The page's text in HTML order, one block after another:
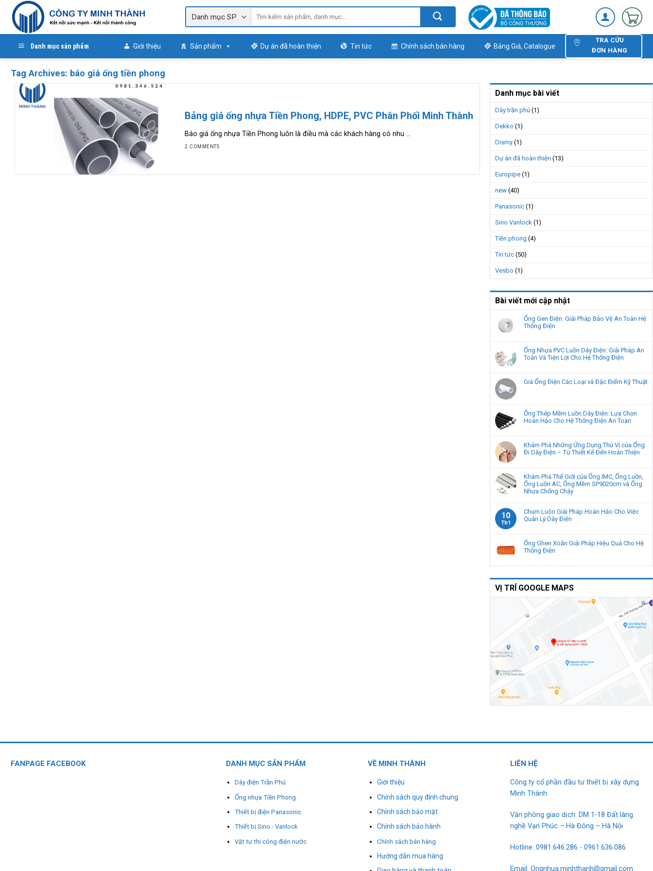
content
Danh mục sản phẩm Giới thiệu Sản phẩm Dự án đã hoàn thiện Tin tức Chính sách bán hàng Bảng Giá, Catalogue
TRA CỨU
ĐƠN HÀNG
Tag Archives: báo giá ống tiền phong
Bảng giá ống nhựa Tiền Phong, HDPE, PVC Phân Phối Minh Thành
Báo giá ống nhựa Tiền Phong luôn là điều mà các khách hàng có nhu ...
2 COMMENTS
Danh mục bài viết
Dây trần phú (1)
Dekko (1)
Dismy (1)
Dự án đã hoàn thiện (13)
Europipe (1)
new (40)
Panasonic (1)
Sino Vanlock (1)
Tiền phong (4)
Tin tức (50)
Vesbo (1)
Bài viết mới cập nhật
Ống Gen Điện: Giải Pháp Bảo Vệ An Toàn Hệ
Thống Điện
Ống Nhựa PVC Luồn Dây Điện: Giải Pháp An
Toàn Và Tiện Lợi Cho Hệ Thống Điện
Giá Ống Điện Các Loại và Đặc Điểm Kỹ Thuật
Ống Thép Mềm Luồn Dây Điện: Lựa Chọn
Hoàn Hảo Cho Hệ Thống Điện An Toàn
Khám Phá Những Ứng Dụng Thú Vị của Ống
Đi Dây Điện – Từ Thiết Kế Đến Hoàn Thiện
Khám Phá Thế Giới của Ống IMC, Ống Luồn,
Ống Luồn AC, Ống Mềm SP9020cm và Ống
Nhựa Chống Cháy
10
Th1
Chum Luôn Giải Pháp Hoàn Hảo Cho Việc
Quản Lý Dây Điện
Ống Ghen Xoắn Giải Pháp Hiệu Quả Cho Hệ
Thống Điện
VỊ TRÍ GOOGLE MAPS
FANPAGE FACEBOOK DANH MỤC SẢN PHẨM
Dây điện Trần Phú
Ống nhựa Tiền Phong
Thiết bị điện Panasonic
Thiết bị Sino - Vanlock
Vật tư thi công điện nước
VỀ MINH THÀNH
Giới thiệu
Chính sách quy định chung
Chính sách bảo mật
Chính sách bảo hành
Chính sách bán hàng
Hướng dẫn mua hàng
LIÊN HỆ
Công ty cổ phần đầu tư thiết bị xây dựng
Minh Thành
Văn phòng giao dịch: DM 1-18 Đất làng
nghề Vạn Phúc – Hà Đông – Hà Nội
Hotline: 0981.646.286 - 0961.636.086
Email: Ongnhua.minhthanh@gmail.com